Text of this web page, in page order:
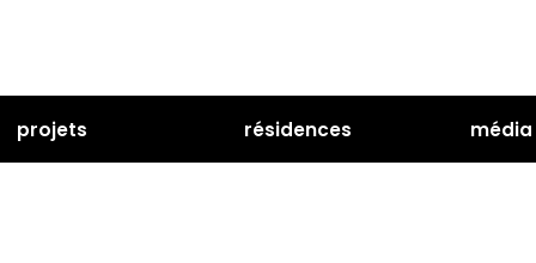
projets résidences média